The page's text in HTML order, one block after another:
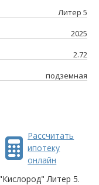
Литер 5
2025
2.72
подземная
Рассчитать
ипотеку
онлайн
Литер 5.